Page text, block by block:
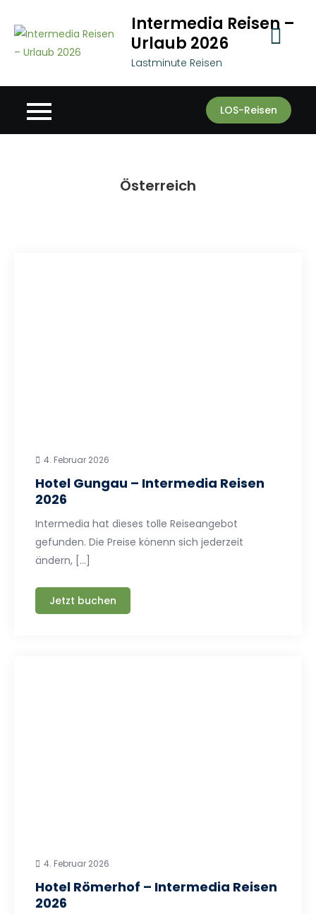
content
Intermedia Reisen –
Urlaub 2026
Lastminute Reisen
LOS-Reisen
Österreich
4. Februar 2026
Hotel Gungau – Intermedia Reisen
2026
Intermedia hat dieses tolle Reiseangebot
gefunden. Die Preise könenn sich jederzeit
ändern, […]
Jetzt buchen
4. Februar 2026
Hotel Römerhof – Intermedia Reisen
2026